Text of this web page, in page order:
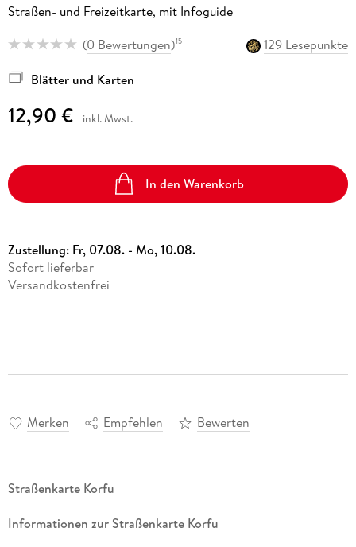
Straßen- und Freizeitkarte, mit Infoguide
(0 Bewertungen)15 129 Lesepunkte
Blätter und Karten
12,90 € inkl. Mwst.
In den Warenkorb
Zustellung: Fr, 07.08. - Mo, 10.08.
Sofort lieferbar
Versandkostenfrei
Merken Empfehlen Bewerten
Straßenkarte Korfu
Informationen zur Straßenkarte Korfu